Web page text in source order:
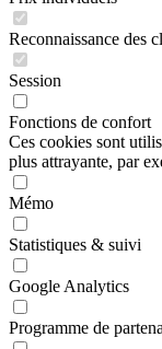
Reconnaissance des
Session
Fonctions de confort
Ces cookies sont
plus attrayante, par
Mémo
Statistiques & suivi
Google Analytics
Programme de
Reconnaissance des